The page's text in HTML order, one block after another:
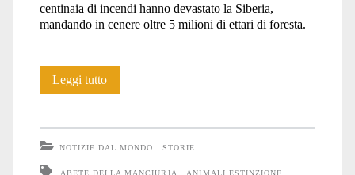
centinaia di incendi hanno devastato la Siberia,
mandando in cenere oltre 5 milioni di ettari di foresta.
Leggi tuttoLa
NOTIZIE DAL MONDO STORIE
ABETE DELLA MANCIURIA
ANIMALI ESTINZIONE